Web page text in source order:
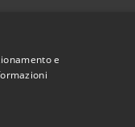
e